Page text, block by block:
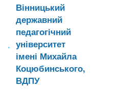
Вінницький
державний
педагогічний
університет
імені Михайла
Коцюбинського,
ВДПУ